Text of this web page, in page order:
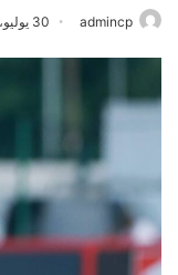
admincp 30 يوليو، 2025